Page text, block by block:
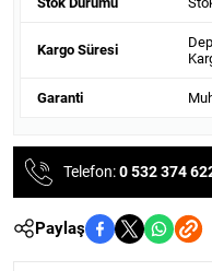
Kargo Süresi
Garanti
Telefon:0 532 374
Paylaş